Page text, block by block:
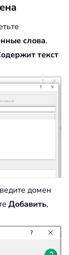
слова.
текст
домен
Добавить,